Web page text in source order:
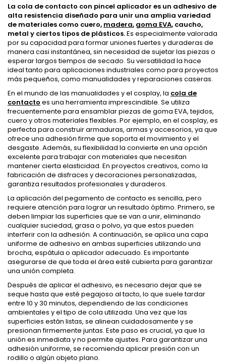
La cola de contacto con pincel aplicador es un adhesivo de
alta resistencia diseñado para unir una amplia variedad
de materiales como cuero, madera, goma EVA, caucho,
metal y ciertos tipos de plásticos.Es especialmente valorada
por su capacidad para formar uniones fuertes y duraderas de
manera casi instantánea, sin necesidad de sujetar las piezas o
esperar largos tiempos de secado. Su versatilidad la hace
ideal tanto para aplicaciones industriales como para proyectos
más pequeños, como manualidades y reparaciones caseras.
En el mundo de las manualidades y el cosplay, la cola de
contacto es una herramienta imprescindible. Se utiliza
frecuentemente para ensamblar piezas de goma EVA, tejidos,
cuero y otros materiales flexibles. Por ejemplo, en el cosplay, es
perfecta para construir armaduras, armas y accesorios, ya que
ofrece una adhesión firme que soporta el movimiento y el
desgaste. Además, su flexibilidad la convierte en una opción
excelente para trabajar con materiales que necesitan
mantener cierta elasticidad. En proyectos creativos, como la
fabricación de disfraces y decoraciones personalizadas,
garantiza resultados profesionales y duraderos.
La aplicación del pegamento de contacto es sencilla, pero
requiere atención para lograr un resultado óptimo. Primero, se
deben limpiar las superficies que se van a unir, eliminando
cualquier suciedad, grasa o polvo, ya que estos pueden
interferir con la adhesión. A continuación, se aplica una capa
uniforme de adhesivo en ambas superficies utilizando una
brocha, espátula o aplicador adecuado. Es importante
asegurarse de que toda el área esté cubierta para garantizar
una unión completa.
Después de aplicar el adhesivo, es necesario dejar que se
seque hasta que esté pegajoso al tacto, lo que suele tardar
entre 10 y 30 minutos, dependiendo de las condiciones
ambientales y el tipo de cola utilizada. Una vez que las
superficies están listas, se alinean cuidadosamente y se
presionan firmemente juntas. Este paso es crucial, ya que la
unión es inmediata y no permite ajustes. Para garantizar una
adhesión uniforme, se recomienda aplicar presión con un
rodillo o algún objeto plano.